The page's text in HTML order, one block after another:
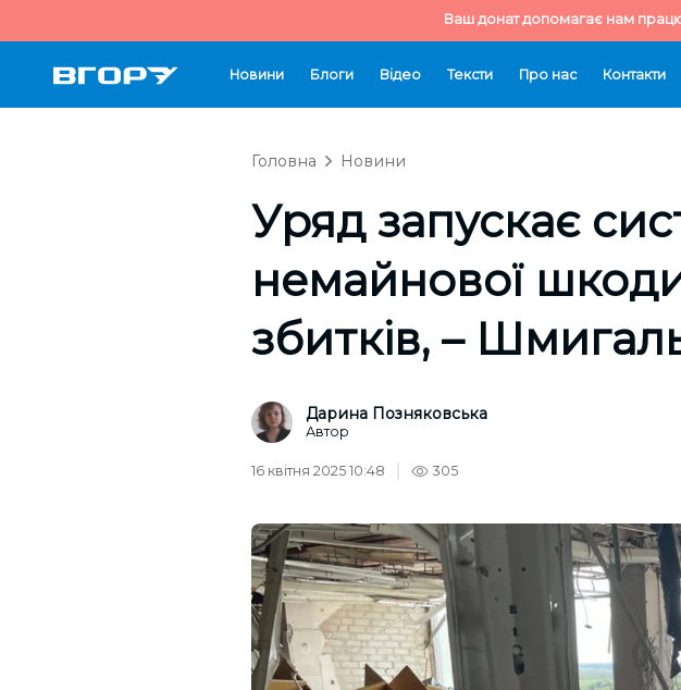
Ваш донат допомагає нам
Новини Блоги Відео Тексти Про нас Контакти
Головна Новини
Уряд запускає
немайнової
збитків, –
Дарина Позняковська
Автор
16 квітня 2025 10:48 305